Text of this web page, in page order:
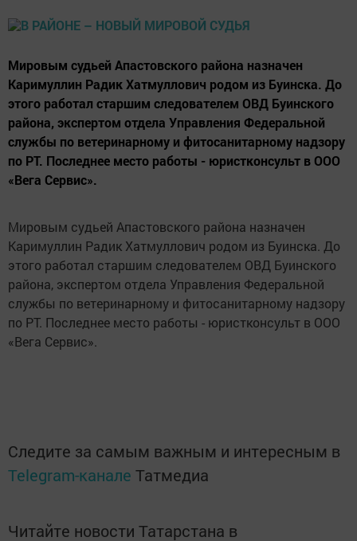
Мировым судьей Апастовского района назначен
Каримуллин Радик Хатмуллович родом из Буинска. До
этого работал старшим следователем ОВД Буинского
района, экспертом отдела Управления Федеральной
службы по ветеринарному и фитосанитарному надзору
по РТ. Последнее место работы - юристконсульт в ООО
«Вега Сервис».
Мировым судьей Апастовского района назначен
Каримуллин Радик Хатмуллович родом из Буинска. До
этого работал старшим следователем ОВД Буинского
района, экспертом отдела Управления Федеральной
службы по ветеринарному и фитосанитарному надзору
по РТ. Последнее место работы - юристконсульт в ООО
«Вега Сервис».
Следите за самым важным и интересным в
Telegram-канале Татмедиа
Читайте новости Татарстана в